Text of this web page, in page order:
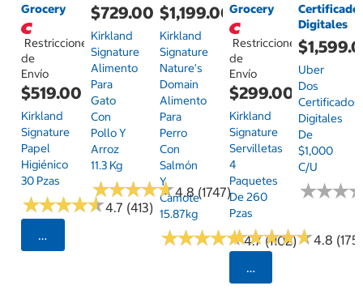
Grocery
Restricciones
de
Envío
$519.00
Kirkland
Signature
Papel
Higiénico
30 Pzas
★★★★★
★★★★★4.7 (413)
Seleccionar Código Postal
$729.00
Kirkland
Signature
Alimento
Para
Gato
Con
Pollo Y
Arroz
11.3 Kg
★★★★★
★★★★★4.8 (1747)
$1,199.00
Kirkland
Signature
Nature's
Domain
Alimento
Para
Perro
Con
Salmón
Y
Camote
15.87kg
★★★★★
★★★★★4.7 (1102)
Grocery
Restricciones
de
Envío
$299.00
Kirkland
Signature
Servilletas
4
Paquetes
De 260
Pzas
★★★★★
★★★★★4.8 (175)
Seleccionar
Digitales
Uber
Dos
Certificados
Digitales
De
$1,000
C/u
★★★
★★★